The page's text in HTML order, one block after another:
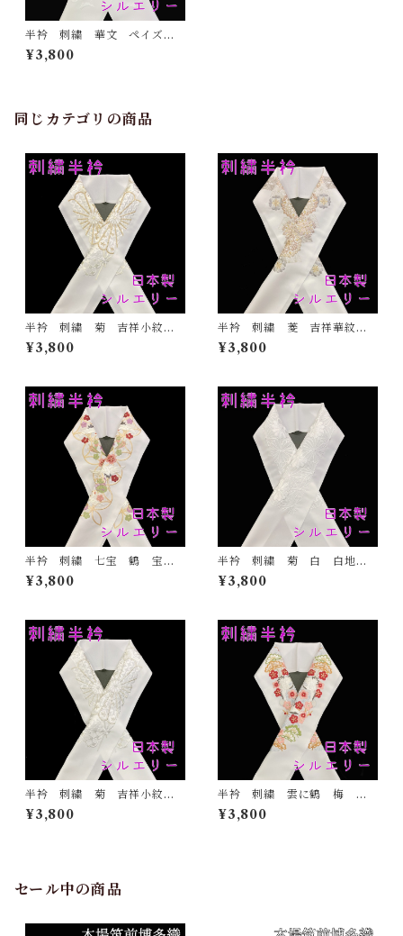
半衿 刺繍 華文 ペイズリ
ー 白刺繍 白地 シルエリ
ー 新合繊 日本製 刺繍
¥3,800
同じカテゴリの商品
半衿 刺繍 菊 吉祥小紋
金 白地 シルエリー 新合
繊 日本製 刺繍衿 和装小
¥3,800
半衿 刺繍 菱 吉祥華紋
白地 シルエリー 新合繊
日本製 刺繍衿 和装小物
¥3,800
半衿 刺繍 七宝 鶴 宝尽
くし 白地 シルエリー 新
合繊 日本製 刺繍衿 和装
¥3,800
半衿 刺繍 菊 白 白地
シルエリー 新合繊 日本
製 刺繍衿 和装小物 着
¥3,800
半衿 刺繍 菊 吉祥小紋
銀 白地 シルエリー 新合
繊 日本製 刺繍衿 和装小
¥3,800
半衿 刺繍 雲に鶴 梅
松 白地 シルエリー 新合
繊 日本製 刺繍衿 和装小
¥3,800
セール中の商品